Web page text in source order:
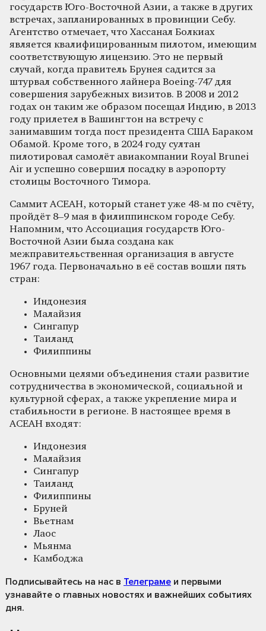
государств Юго-Восточной Азии, а также в других
встречах, запланированных в провинции Себу.
Агентство отмечает, что Хассанал Болкиах
является квалифицированным пилотом, имеющим
соответствующую лицензию. Это не первый
случай, когда правитель Брунея садится за
штурвал собственного лайнера Boeing-747 для
совершения зарубежных визитов. В 2008 и 2012
годах он таким же образом посещал Индию, в 2013
году прилетел в Вашингтон на встречу с
занимавшим тогда пост президента США Бараком
Обамой. Кроме того, в 2024 году султан
пилотировал самолёт авиакомпании Royal Brunei
Air и успешно совершил посадку в аэропорту
столицы Восточного Тимора.
Саммит АСЕАН, который станет уже 48-м по счёту,
пройдёт 8–9 мая в филиппинском городе Себу.
Напомним, что Ассоциация государств Юго-
Восточной Азии была создана как
межправительственная организация в августе
1967 года. Первоначально в её состав вошли пять
стран:
Индонезия
Малайзия
Сингапур
Таиланд
Филиппины
Основными целями объединения стали развитие
сотрудничества в экономической, социальной и
культурной сферах, а также укрепление мира и
стабильности в регионе. В настоящее время в
АСЕАН входят:
Индонезия
Малайзия
Сингапур
Таиланд
Филиппины
Бруней
Вьетнам
Лаос
Мьянма
Камбоджа
Подписывайтесь на нас в Телеграме и первыми
узнавайте о главных новостях и важнейших событиях
дня.